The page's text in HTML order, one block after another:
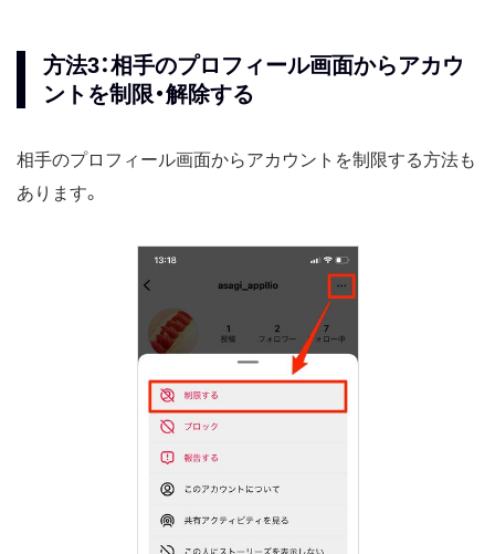
方法3：相手のプロフィール画面からアカウ
ントを制限・解除する
相手のプロフィール画面からアカウントを制限する方法も
あります。